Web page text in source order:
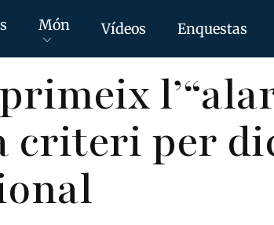
Món Vídeos Enquestas
criteri per